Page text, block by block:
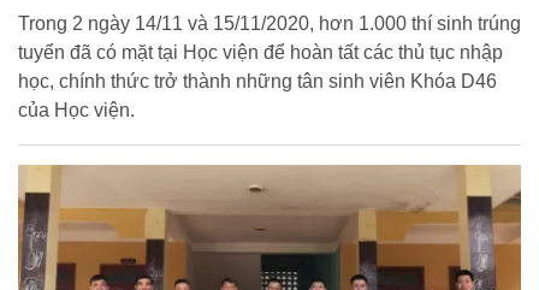
Trong 2 ngày 14/11 và 15/11/2020, hơn 1.000 thí sinh trúng
tuyển đã có mặt tại Học viện để hoàn tất các thủ tục nhập
học, chính thức trở thành những tân sinh viên Khóa D46
của Học viện.